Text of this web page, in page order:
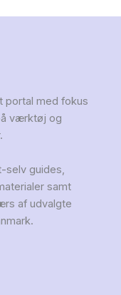
portal med fokus
værktøj og
selv guides,
samt
af udvalgte